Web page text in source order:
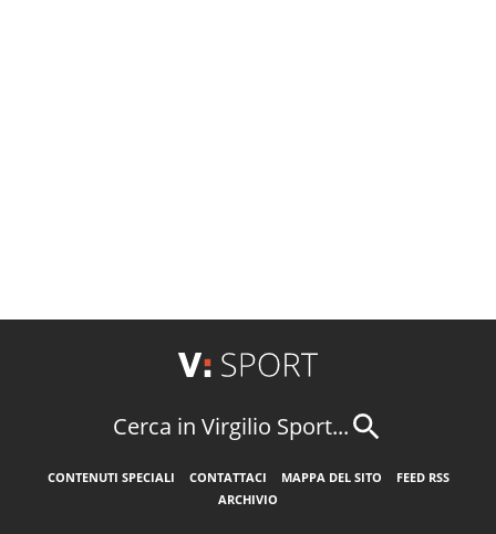
Cerca in Virgilio Sport...
CONTENUTI SPECIALI CONTATTACI MAPPA DEL SITO
FEED RSS
ARCHIVIO